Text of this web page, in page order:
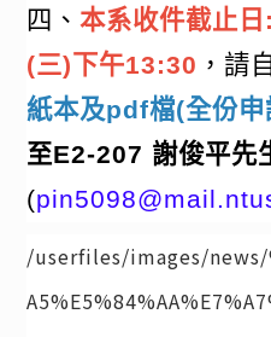
四、本系收件截止日
(三)下午13:30 ，請
紙本及pdf檔(全份
至E2-207 謝俊平先
(
/userfiles/images/news/